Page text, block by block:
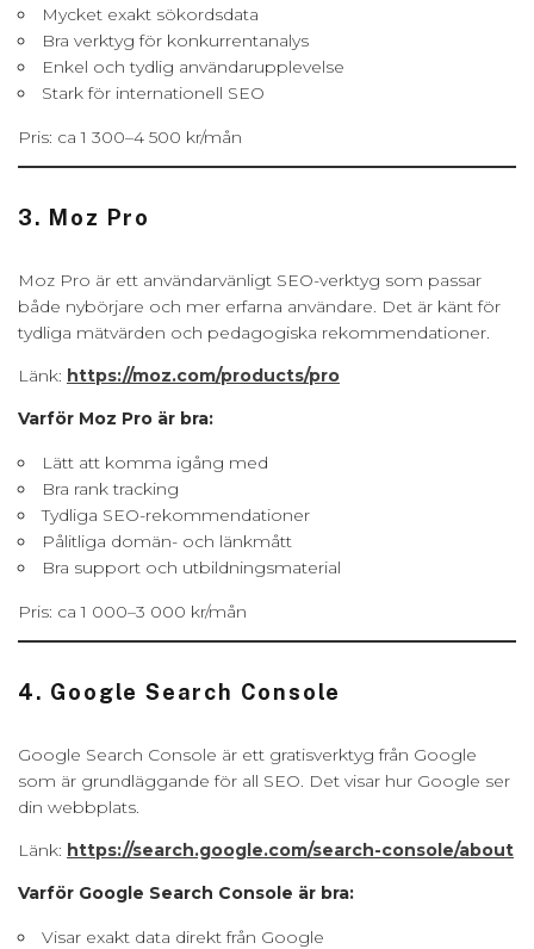
Mycket exakt sökordsdata
Bra verktyg för konkurrentanalys
Enkel och tydlig användarupplevelse
Stark för internationell SEO
Pris: ca 1 300–4 500 kr/mån
3. Moz Pro
Moz Pro är ett användarvänligt SEO-verktyg som passar
både nybörjare och mer erfarna användare. Det är känt för
tydliga mätvärden och pedagogiska rekommendationer.
Länk: https://moz.com/products/pro
Varför Moz Pro är bra:
Lätt att komma igång med
Bra rank tracking
Tydliga SEO-rekommendationer
Pålitliga domän- och länkmått
Bra support och utbildningsmaterial
Pris: ca 1 000–3 000 kr/mån
4. Google Search Console
Google Search Console är ett gratisverktyg från Google
som är grundläggande för all SEO. Det visar hur Google ser
din webbplats.
Länk: https://search.google.com/search-console/about
Varför Google Search Console är bra:
Visar exakt data direkt från Google